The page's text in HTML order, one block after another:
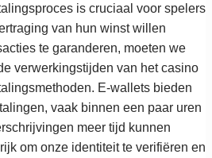
is cruciaal voor spelers
van hun winst willen
te garanderen, moeten we
verwerkingstijden van het casino
E-wallets bieden
vaak binnen een paar uren
meer tijd kunnen
om onze identiteit te verifiëren en